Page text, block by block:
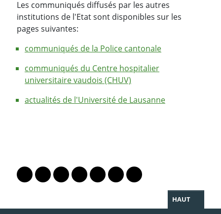
Les communiqués diffusés par les autres
institutions de l'Etat sont disponibles sur les
pages suivantes:
communiqués de la Police cantonale
communiqués du Centre hospitalier
universitaire vaudois (CHUV)
actualités de l'Université de Lausanne
Lien vers le profil Mastodon
Lien vers le profil Bluesky
Lien vers le profil Instagram
Lien vers le profil Linkedin
Lien vers le profil Facebook
Lien vers le profil Twitter
Partager par WhatsApp
HAUT